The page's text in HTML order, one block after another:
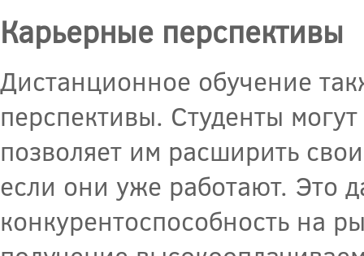
Карьерные перспективы
Дистанционное обучение
перспективы. Студенты
позволяет им расширить
если они уже работают. Это
конкурентоспособность на